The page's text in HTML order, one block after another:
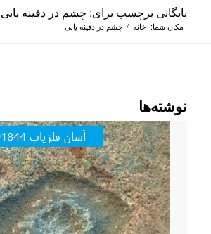
بایگانی برچسب برای: چشم در دفینه یابی
مکان شما: خانه / چشم در دفینه یابی
نوشته‌ها